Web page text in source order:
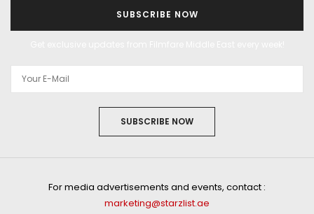
SUBSCRIBE NOW
SUBSCRIBE NOW
For media advertisements and events, contact :
marketing@starzlist.ae